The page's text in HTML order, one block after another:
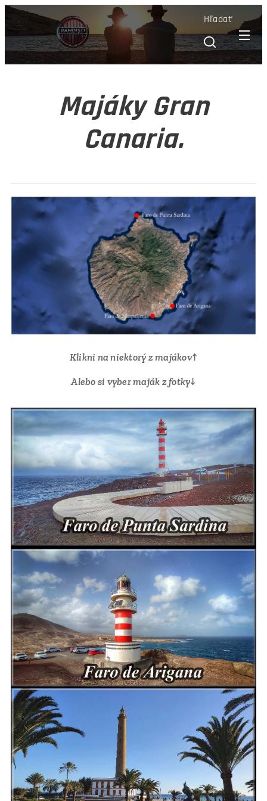
Hľadať
Majáky Gran
Canaria.
Klikni na niektorý z majákov↑
Alebo si vyber maják z fotky↓